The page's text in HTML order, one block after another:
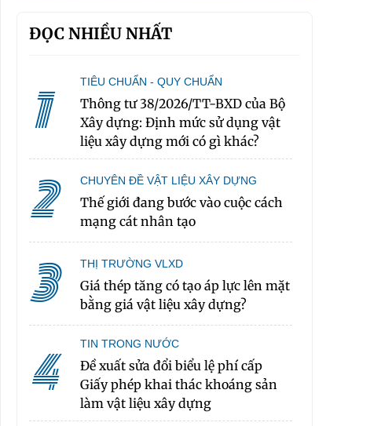
ĐỌC NHIỀU NHẤT
1 TIÊU CHUẨN - QUY CHUẨN
Thông tư 38/2026/TT-BXD của Bộ
Xây dựng: Định mức sử dụng vật
liệu xây dựng mới có gì khác?
2 CHUYÊN ĐỀ VẬT LIỆU XÂY DỰNG
Thế giới đang bước vào cuộc cách
mạng cát nhân tạo
3 THỊ TRƯỜNG VLXD
Giá thép tăng có tạo áp lực lên mặt
bằng giá vật liệu xây dựng?
4 TIN TRONG NƯỚC
Đề xuất sửa đổi biểu lệ phí cấp
Giấy phép khai thác khoáng sản
làm vật liệu xây dựng